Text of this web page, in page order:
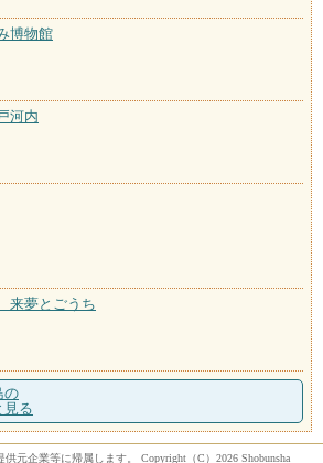
博物館
河内
夢とごうち
の
見る
元企業等に帰属します。 Copyright（C）2026 Shobunsha